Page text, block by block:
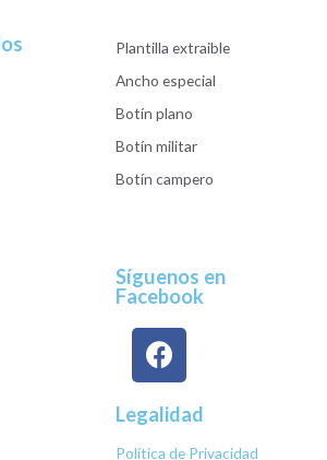
Plantilla extraible
Ancho especial
Botín plano
Botín militar
Botín campero
Síguenos en
Facebook
Legalidad
Política de Privacidad